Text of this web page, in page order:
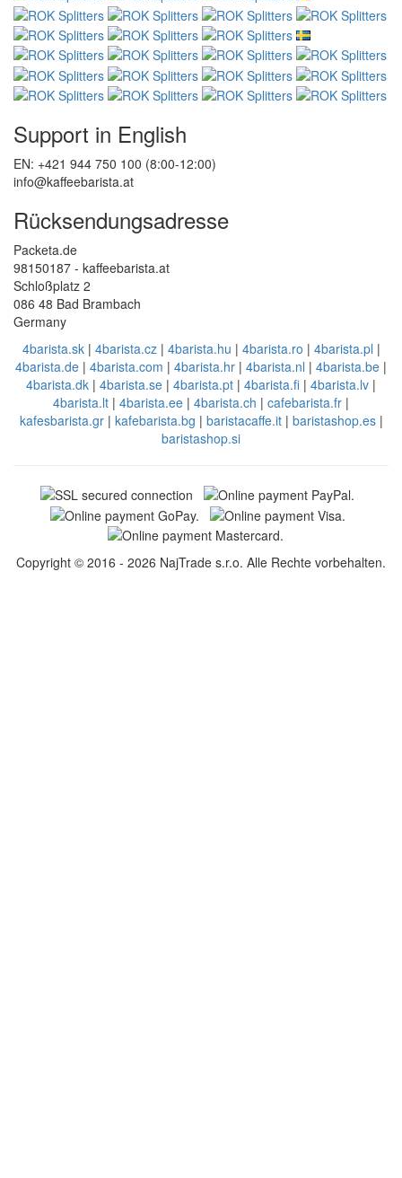
Support in English
EN: +421 944 750 100 (8:00-12:00)
info@kaffeebarista.at
Rücksendungsadresse
Packeta.de
98150187 - kaffeebarista.at
Schloßplatz 2
086 48 Bad Brambach
Germany
4barista.sk| 4barista.cz| 4barista.hu | 4barista.ro | 4barista.pl |
4barista.de | 4barista.com | 4barista.hr | 4barista.nl | 4barista.be |
4barista.dk | 4barista.se | 4barista.pt | 4barista.fi | 4barista.lv |
4barista.lt | 4barista.ee | 4barista.ch | cafebarista.fr |
kafesbarista.gr| kafebarista.bg | baristacaffe.it| baristashop.es|
baristashop.si
Copyright © 2016 - 2026 NajTrade s.r.o. Alle Rechte vorbehalten.